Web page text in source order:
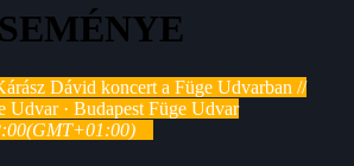
Dávid koncert a Füge Udvarban //
Udvar · Budapest Füge Udvar
(GMT+01:00)